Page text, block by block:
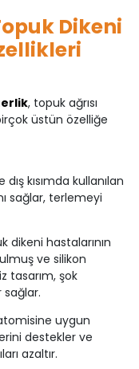
Dikeni
, topuk ağrısı
üstün özelliğe
kısımda kullanılan
sağlar, terlemeyi
dikeni hastalarının
ve silikon
tasarım, şok
sağlar.
uygun
destekler ve
azaltır.